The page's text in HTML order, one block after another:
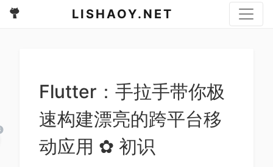
LISHAOY.NET
Flutter：手拉手带你极
速构建漂亮的跨平台移
动应用 ✿ 初识